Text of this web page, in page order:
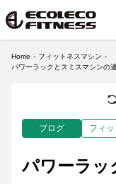
Home
フィットネスマシン
パワーラックとスミスマシンの
ブログ フィ
パワーラッ